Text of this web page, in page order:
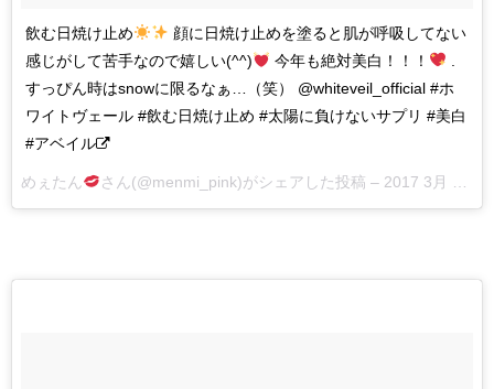
飲む日焼け止め
顔に日焼け止めを塗ると肌が呼吸してない
感じがして苦手なので嬉しい(^^)
今年も絶対美白！！！
すっぴん時はsnowに限るなぁ…（笑） @whiteveil_official #ホ
ワイトヴェール #飲む日焼け止め #太陽に負けないサプリ #美白
#アベイル
めぇたん さん(@menmi_pink)がシェアした投稿 – 2017 3月 26 5:08午前 PDT